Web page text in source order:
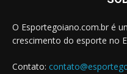
O Esportegoiano.com.br é
crescimento do esporte no
Contato: